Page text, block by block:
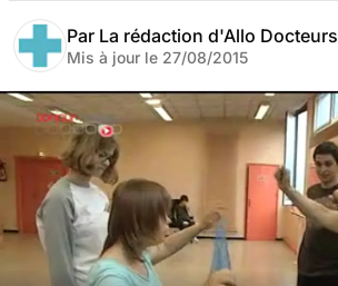
Par La rédaction d'Allo Docteurs
Mis à jour le 27/08/2015